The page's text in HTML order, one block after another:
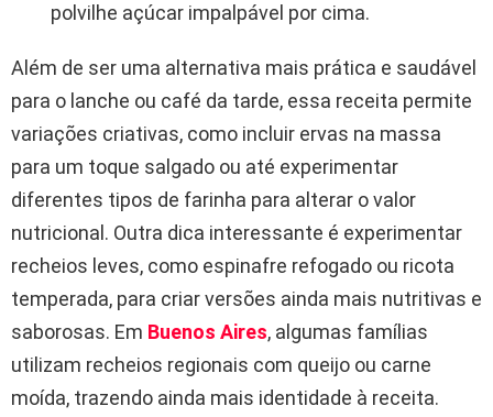
polvilhe açúcar impalpável por cima.
Além de ser uma alternativa mais prática e saudável
para o lanche ou café da tarde, essa receita permite
variações criativas, como incluir ervas na massa
para um toque salgado ou até experimentar
diferentes tipos de farinha para alterar o valor
nutricional. Outra dica interessante é experimentar
recheios leves, como espinafre refogado ou ricota
temperada, para criar versões ainda mais nutritivas e
saborosas. Em Buenos Aires, algumas famílias
utilizam recheios regionais com queijo ou carne
moída, trazendo ainda mais identidade à receita.